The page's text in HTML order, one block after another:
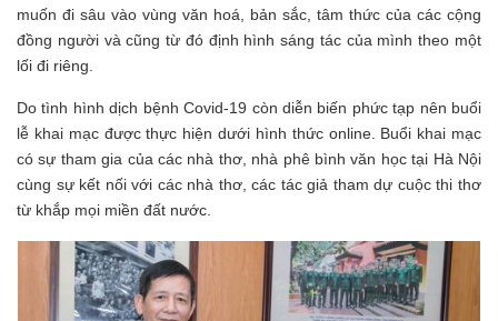
muốn đi sâu vào vùng văn hoá, bản sắc, tâm thức của các cộng
đồng người và cũng từ đó định hình sáng tác của mình theo một
lối đi riêng.
Do tình hình dịch bệnh Covid-19 còn diễn biến phức tạp nên buổi
lễ khai mạc được thực hiện dưới hình thức online. Buổi khai mạc
có sự tham gia của các nhà thơ, nhà phê bình văn học tại Hà Nội
cùng sự kết nối với các nhà thơ, các tác giả tham dự cuộc thi thơ
từ khắp mọi miền đất nước.